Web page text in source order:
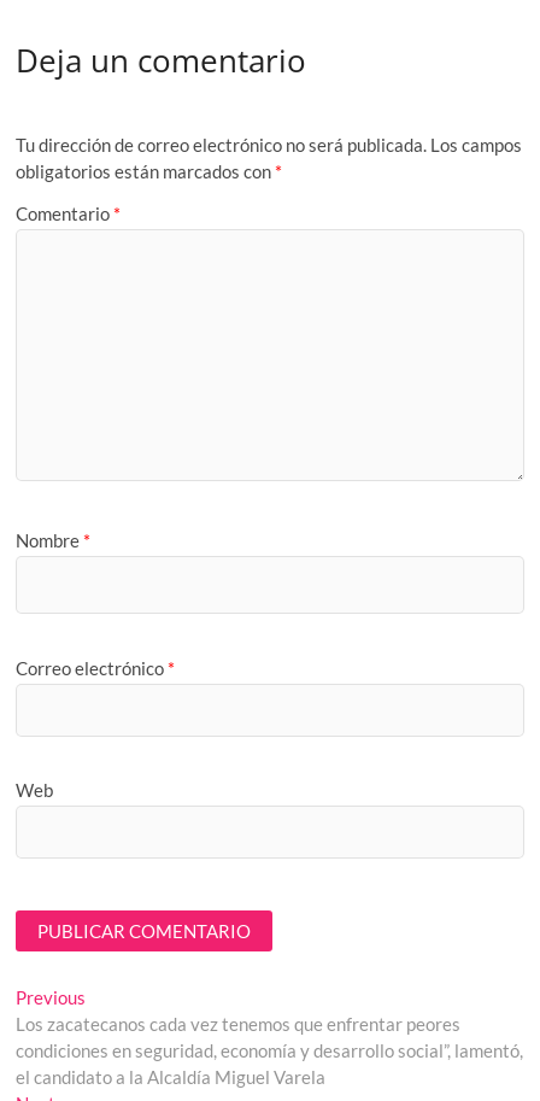
Deja un comentario
Tu dirección de correo electrónico no será publicada. Los campos
obligatorios están marcados con *
Comentario *
Nombre *
Correo electrónico *
Web
Navegación
de
entradas
Previous
post:
Los zacatecanos cada vez tenemos que enfrentar peores
condiciones en seguridad, economía y desarrollo social”, lamentó,
el candidato a la Alcaldía Miguel Varela